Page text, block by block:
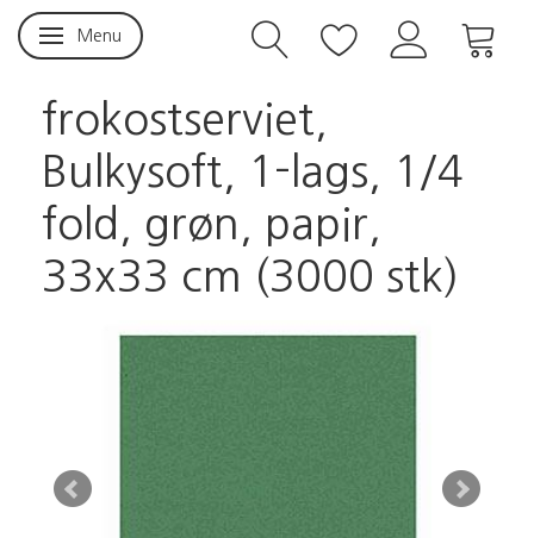
Skifte navigation
Menu
frokostserviet,
Bulkysoft, 1-lags, 1/4
fold, grøn, papir,
33x33 cm (3000 stk)